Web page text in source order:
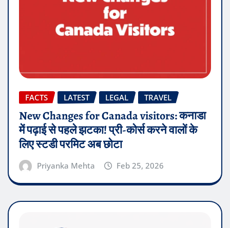
FACTS LATEST LEGAL TRAVEL
New Changes for Canada visitors: कनाडा
में पढ़ाई से पहले झटका! प्री-कोर्स करने वालों के
लिए स्टडी परमिट अब छोटा
Priyanka Mehta Feb 25, 2026